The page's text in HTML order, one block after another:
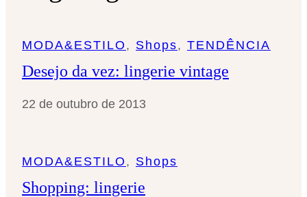
r
MODA&ESTILO , Shops, TENDÊNCIA
Desejo da vez: lingerie vintage
22 de outubro de 2013
MODA&ESTILO , Shops
Shopping: lingerie